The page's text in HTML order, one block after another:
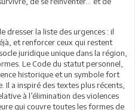
dresser la liste des urgences : il
et renforcer ceux qui restent
juridique unique dans la région,
Le Code du statut personnel,
historique et un symbole fort
Il a inspiré des textes plus récents,
à l’élimination des violences
qui couvre toutes les formes de